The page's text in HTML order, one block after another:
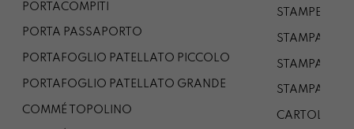
PORTACOMPITI
PORTA PASSAPORTO
PORTAFOGLIO PATELLATO PICCOLO
PORTAFOGLIO PATELLATO GRANDE
COMMÉ TOPOLINO
STAMPE A5
STAMPA A3
STAMPA A1
STAMPA A0
CARTOLINA